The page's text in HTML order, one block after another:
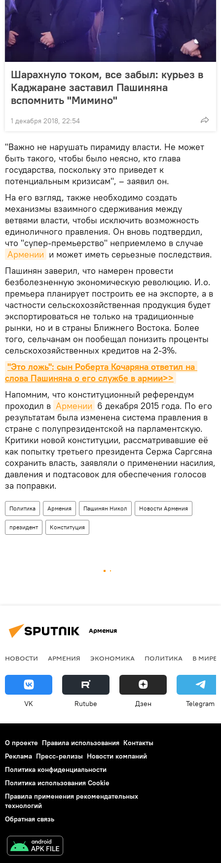
Шарахнуло током, все забыл: курьез в
Каджаране заставил Пашиняна
вспомнить "Мимино"
1 декабря 2018, 22:54
"Важно не нарушать пирамиду власти. Не может
быть такого, чтобы было неясно, кто глава
государства, поскольку это приведет к
потенциальным кризисам", – заявил он.
На его взгляд, также необходимо создать
механизмы взаимного сдерживания между
ветвями власти, чтобы исключить возможность
единоличного правления. Он вновь подтвердил,
что "супер-премьерство" неприемлемо в случае
Армении и может иметь серьезные последствия.
Пашинян заверил, что намерен провести
безболезненную экономическую революцию. И.о.
премьера планирует построить ее на экспорте, а в
частности сельскохозяйственная продукция будет
экспортироваться не только на традиционные
рынки, но и в страны Ближнего Востока. Более
того, сельчанам он пообещал понизить проценты
сельскохозяйственных кредитов на 2-3%.
"Это ложь": сын Роберта Кочаряна ответил на
слова Пашиняна о его службе в армии>>
Напомним, что конституционный референдум
проходил в Армении 6 декабря 2015 года. По его
результатам была изменена система правления в
стране с полупрезидентской на парламентскую.
Критики новой конституции, рассматривавшие её
как попытку третьего президента Сержа Саргсяна
сохранить власть, заявляли о применении насилия,
давления и подтасовок для обеспечения голосов
за поправки.
Политика Армения Пашинян Никол Новости Армения
президент Конституция
Армения
НОВОСТИ АРМЕНИЯ ЭКОНОМИКА ПОЛИТИКА В МИРЕ
VK Rutube Дзен Telegram
О проекте Правила использования Контакты
Реклама Пресс-релизы Новости компаний
Политика конфиденциальности
Политика использования Cookie
Правила применения рекомендательных
технологий
Обратная связь